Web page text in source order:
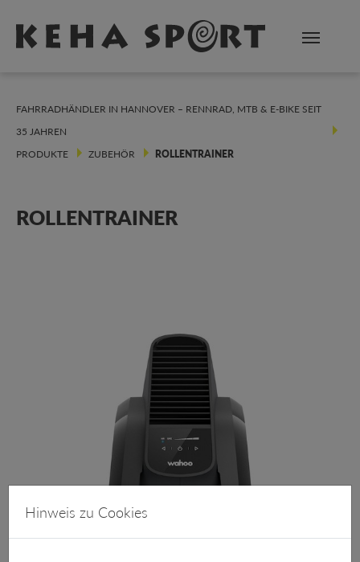
FAHRRADHÄNDLER IN HANNOVER – RENNRAD, MTB & E-BIKE SEIT
35 JAHREN
PRODUKTE
ZUBEHÖR ROLLENTRAINER
ROLLENTRAINER
Hinweis zu Cookies